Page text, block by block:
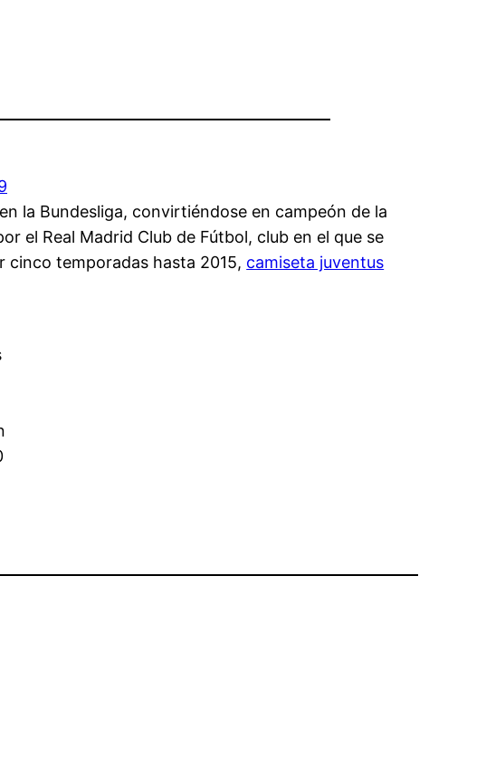
la Bundesliga, convirtiéndose en campeón de la
el Real Madrid Club de Fútbol, club en el que se
cinco temporadas hasta 2015, camiseta juventus